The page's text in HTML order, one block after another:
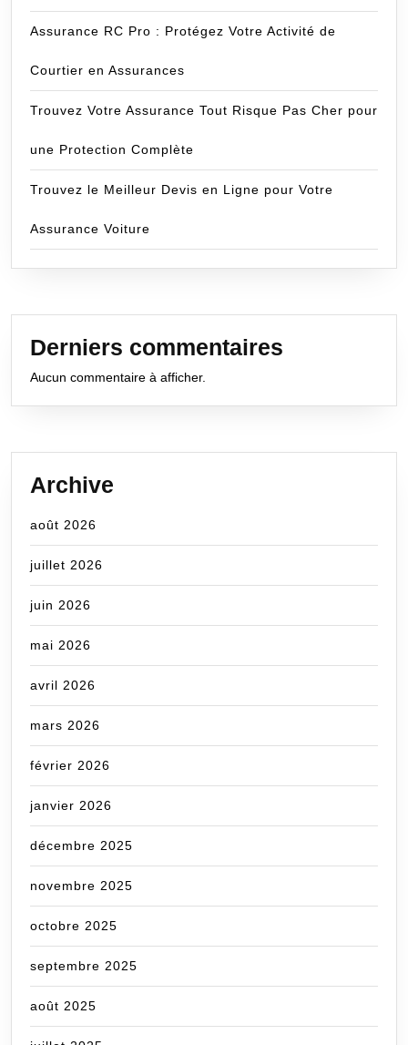
Assurance RC Pro : Protégez Votre Activité de
Courtier en Assurances
Trouvez Votre Assurance Tout Risque Pas Cher pour
une Protection Complète
Trouvez le Meilleur Devis en Ligne pour Votre
Assurance Voiture
Derniers commentaires
Aucun commentaire à afficher.
Archive
août 2026
juillet 2026
juin 2026
mai 2026
avril 2026
mars 2026
février 2026
janvier 2026
décembre 2025
novembre 2025
octobre 2025
septembre 2025
août 2025